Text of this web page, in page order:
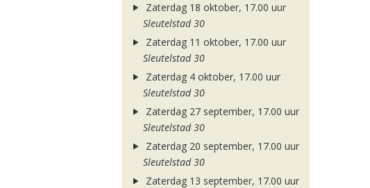
Zaterdag 18 oktober, 17.00 uur
Sleutelstad 30
Zaterdag 11 oktober, 17.00 uur
Sleutelstad 30
Zaterdag 4 oktober, 17.00 uur
Sleutelstad 30
Zaterdag 27 september, 17.00 uur
Sleutelstad 30
Zaterdag 20 september, 17.00 uur
Sleutelstad 30
Zaterdag 13 september, 17.00 uur